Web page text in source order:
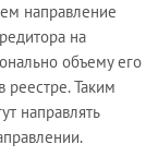
направление
на
объему его
реестре. Таким
направлять